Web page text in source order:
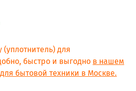
(уплотнитель) для
быстро и выгодно в нашем
бытовой техники в Москве.